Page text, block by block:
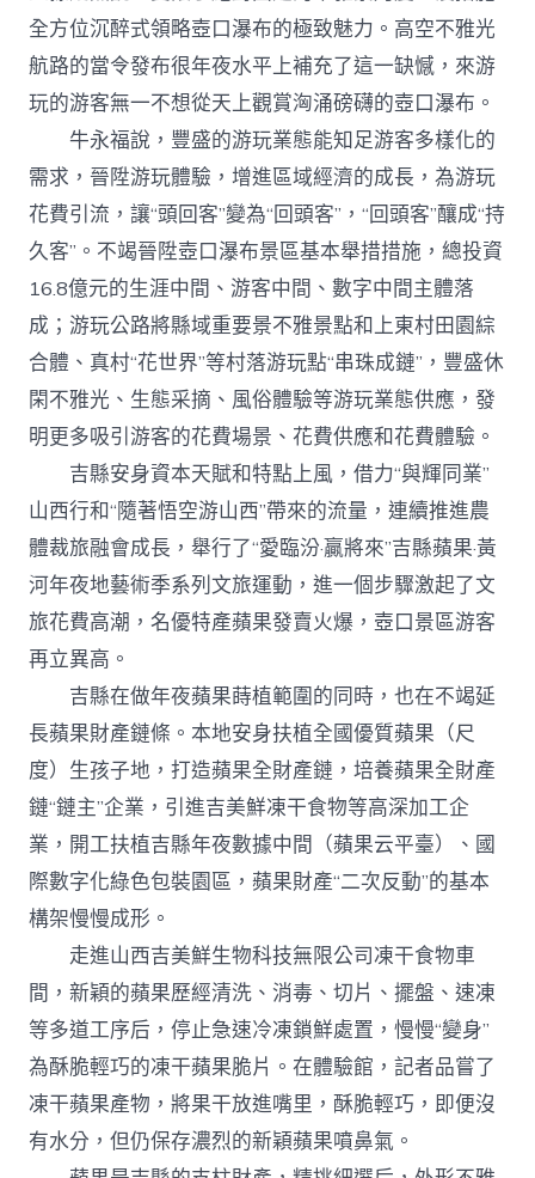
全方位沉醉式領略壺口瀑布的極致魅力。高空不雅光
航路的當令發布很年夜水平上補充了這一缺憾，來游
玩的游客無一不想從天上觀賞洶涌磅礴的壺口瀑布。
牛永福說，豐盛的游玩業態能知足游客多樣化的
需求，晉陞游玩體驗，增進區域經濟的成長，為游玩
花費引流，讓“頭回客”變為“回頭客”，“回頭客”釀成“持
久客”。不竭晉陞壺口瀑布景區基本舉措措施，總投資
16.8億元的生涯中間、游客中間、數字中間主體落
成；游玩公路將縣域重要景不雅景點和上東村田園綜
合體、真村“花世界”等村落游玩點“串珠成鏈”，豐盛休
閑不雅光、生態采摘、風俗體驗等游玩業態供應，發
明更多吸引游客的花費場景、花費供應和花費體驗。
吉縣安身資本天賦和特點上風，借力“與輝同業”
山西行和“隨著悟空游山西”帶來的流量，連續推進農
體裁旅融會成長，舉行了“愛臨汾·贏將來”吉縣蘋果·黃
河年夜地藝術季系列文旅運動，進一個步驟激起了文
旅花費高潮，名優特產蘋果發賣火爆，壺口景區游客
再立異高。
吉縣在做年夜蘋果蒔植範圍的同時，也在不竭延
長蘋果財產鏈條。本地安身扶植全國優質蘋果（尺
度）生孩子地，打造蘋果全財產鏈，培養蘋果全財產
鏈“鏈主”企業，引進吉美鮮凍干食物等高深加工企
業，開工扶植吉縣年夜數據中間（蘋果云平臺）、國
際數字化綠色包裝園區，蘋果財產“二次反動”的基本
構架慢慢成形。
走進山西吉美鮮生物科技無限公司凍干食物車
間，新穎的蘋果歷經清洗、消毒、切片、擺盤、速凍
等多道工序后，停止急速冷凍鎖鮮處置，慢慢“變身”
為酥脆輕巧的凍干蘋果脆片。在體驗館，記者品嘗了
凍干蘋果產物，將果干放進嘴里，酥脆輕巧，即便沒
有水分，但仍保存濃烈的新穎蘋果噴鼻氣。